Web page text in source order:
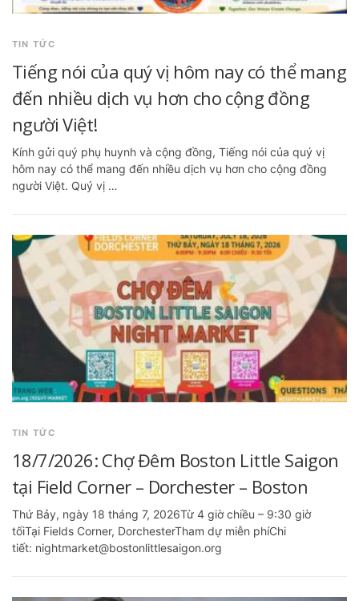
TIN TỨC
Tiếng nói của quý vị hôm nay có thể mang
đến nhiều dịch vụ hơn cho cộng đồng
người Việt!
Kính gửi quý phụ huynh và cộng đồng, Tiếng nói của quý vị
hôm nay có thể mang đến nhiều dịch vụ hơn cho cộng đồng
người Việt. Quý vị …
TIN TỨC
18/7/2026: Chợ Đêm Boston Little Saigon
tại Field Corner – Dorchester – Boston
Thứ Bảy, ngày 18 tháng 7, 2026Từ 4 giờ chiều – 9:30 giờ
tốiTại Fields Corner, DorchesterTham dự miễn phíChi
tiết: nightmarket@bostonlittlesaigon.org